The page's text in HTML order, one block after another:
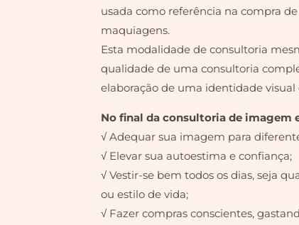
usada como referência na compra de
maquiagens.
Esta modalidade de consultoria
qualidade de uma consultoria
elaboração de uma identidade visual
No final da consultoria de imagem
√ Adequar sua imagem para
√ Elevar sua autoestima e confiança;
√ Vestir-se bem todos os dias, seja
ou estilo de vida;
√ Fazer compras conscientes,